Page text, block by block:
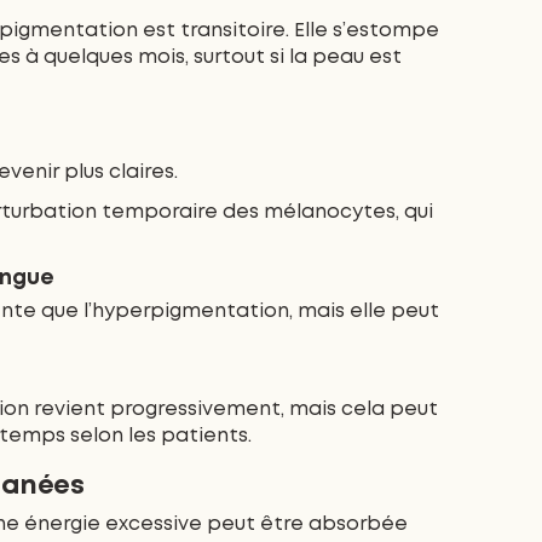
est transitoire. Elle s’estompe
à quelques mois, surtout si la peau est
plus claires.
temporaire des mélanocytes, qui
que l’hyperpigmentation, mais elle peut
revient progressivement, mais cela peut
selon les patients.
énergie excessive peut être absorbée